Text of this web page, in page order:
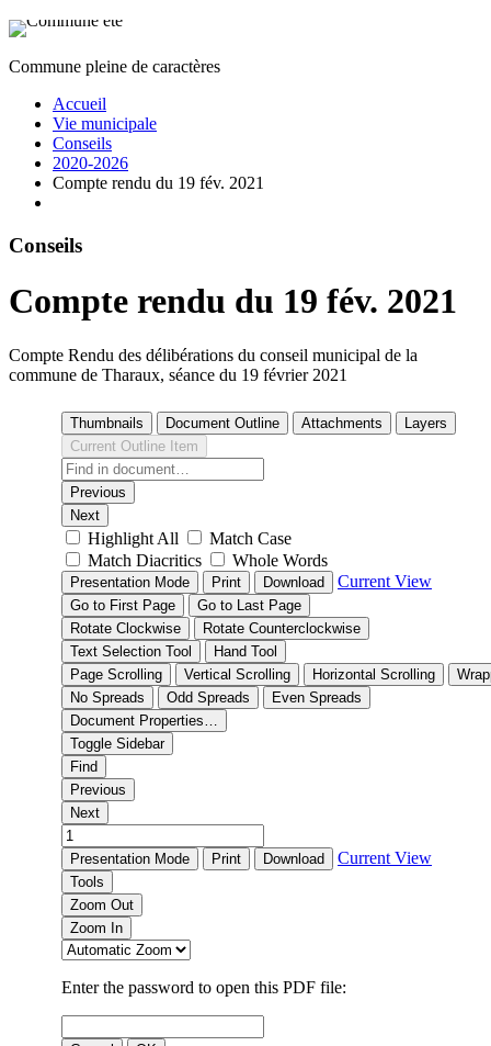
Commune pleine de caractères
Accueil
Vie municipale
Conseils
2020-2026
Compte rendu du 19 fév. 2021
Conseils
Compte rendu du 19 fév. 2021
Compte Rendu des délibérations du conseil municipal de la
commune de Tharaux, séance du 19 février 2021